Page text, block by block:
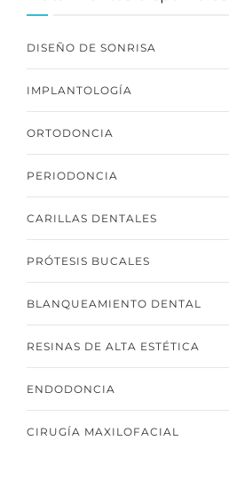
DISEÑO DE SONRISA
IMPLANTOLOGÍA
ORTODONCIA
PERIODONCIA
CARILLAS DENTALES
PRÓTESIS BUCALES
BLANQUEAMIENTO DENTAL
RESINAS DE ALTA ESTÉTICA
ENDODONCIA
CIRUGÍA MAXILOFACIAL